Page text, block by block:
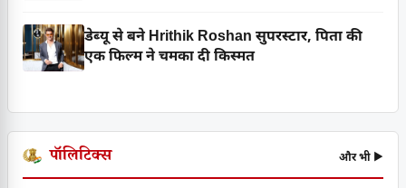
डेब्यू से बने Hrithik Roshan सुपरस्टार, पिता की
एक फिल्म ने चमका दी किस्मत
पॉलिटिक्स और भी ▶